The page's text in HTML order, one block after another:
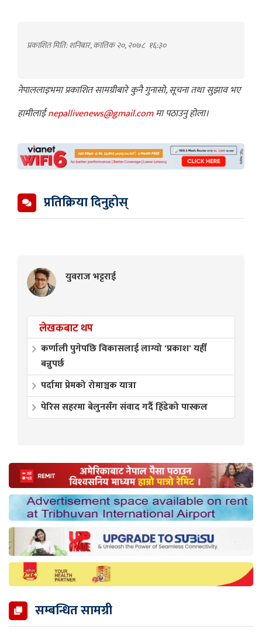
प्रकाशित मिति: शनिबार, कात्तिक २०, २०७८ १६:३०
नेपाललाइभमा प्रकाशित सामग्रीबारे कुनै गुनासो, सूचना तथा सुझाव भए
हामीलाईnepallivenews@gmail.comमा पठाउनु होला।
प्रतिक्रिया दिनुहोस्
युवराज भट्टराई
लेखकबाट थप
कर्णाली पुगेपछि विकासलाई लाग्यो 'प्रकाश' यहीँ
बन्नुपर्छ
पर्दामा प्रेमको रोमाञ्चक यात्रा
पेरिस सहरमा बेलुनसँग संवाद गर्दै हिँडेको पास्कल
सम्बन्धित सामग्री